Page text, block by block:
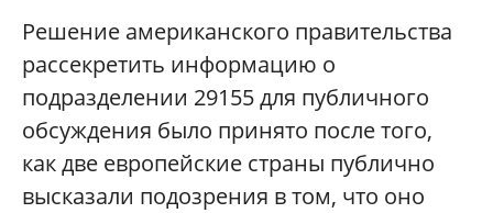
Решение американского правительства
рассекретить информацию о
подразделении 29155 для публичного
обсуждения было принято после того,
как две европейские страны публично
высказали подозрения в том, что оно